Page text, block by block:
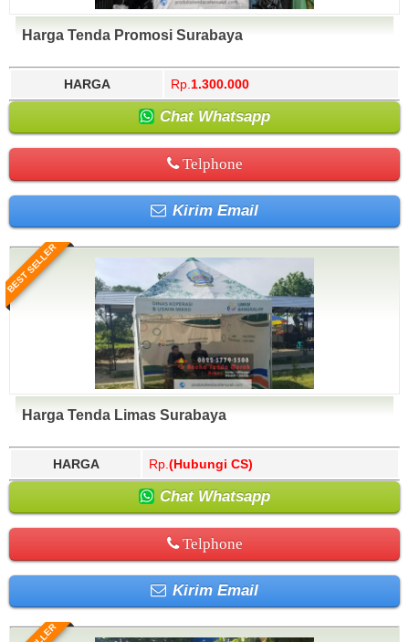
Harga Tenda Promosi Surabaya
HARGA Rp. 1.300.000
Chat Whatsapp
Telphone
Kirim Email
BEST SELLER
Harga Tenda Limas Surabaya
HARGA Rp. (Hubungi CS)
Chat Whatsapp
Telphone
Kirim Email